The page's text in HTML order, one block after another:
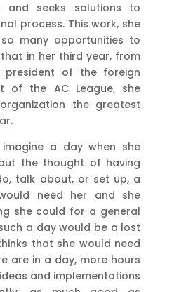
and seeks solutions to
process. This work, she
many opportunities to
in her third year, from
of the foreign
of the AC League, she
the greatest
a day when she
the thought of having
talk about, or set up, a
need her and she
she could for a general
a day would be a lost
that she would need
are in a day, more hours
and implementations